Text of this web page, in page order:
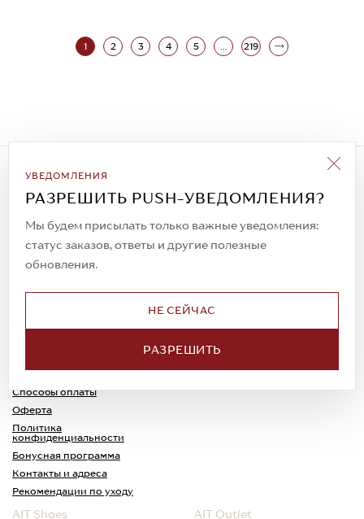
1 2 3 4 5 ... 219
УВЕДОМЛЕНИЯ
РАЗРЕШИТЬ PUSH-УВЕДОМЛЕНИЯ?
Мы будем присылать только важные уведомления:
статус заказов, ответы и другие полезные
обновления.
НЕ СЕЙЧАС
РАЗРЕШИТЬ
Подписаться на рассылку
Всегда будьте в курсе новых акций и
спецпредложений!
© 2023. AIT Shoes
Все права защищены
Доставка
Способы оплаты
Оферта
Политика
конфиденциальности
Обмен и возврат
Каспи-Ред
Бонусная программа
Контакты и адреса
Рекомендации по уходу
AIT Shoes AIT Outlet